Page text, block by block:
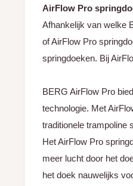
AirFlow Pro
Afhankelijk van welke
of AirFlow Pro
springdoeken. Bij
BERG AirFlow Pro
technologie. Met
traditionele trampoline
Het AirFlow Pro
meer lucht door het
het doek nauwelijks